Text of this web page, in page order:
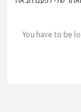
You have to be